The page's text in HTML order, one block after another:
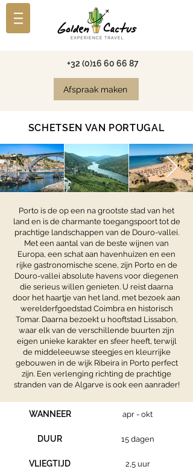
+32 (0)16 60 66 87
Afspraak maken
SCHETSEN VAN PORTUGAL
Porto is de op een na grootste stad van het
land en is de charmante toegangspoort tot de
prachtige landschappen van de Douro-vallei.
Met een aantal van de beste wijnen van
Europa, een schat aan havenhuizen en een
rijke gastronomische scene, zijn Porto en de
Douro-vallei absolute havens voor diegenen
die serieus willen genieten. U reist daarna
door het haartje van het land, met bezoek aan
werelderfgoedstad Coimbra en historisch
Tomar. Daarna bezoekt u hooftstad Lissabon,
waar elk van de verschillende buurten zijn
eigen unieke karakter en sfeer heeft, terwijl
de middeleeuwse steegjes en kleurrijke
gebouwen in de wijk Ribeira in Porto perfect
zijn. Een verlenging richting de prachtige
stranden van de Algarve is ook een aanrader!
WANNEER apr - okt
DUUR 15 dagen
VLIEGTIJD 2,5 uur